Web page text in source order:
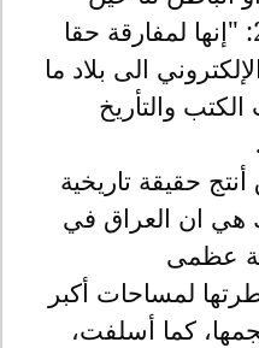
كتب بعد غزو عام 2003: "إنها لمفارقة حقا
الى بلاد ما
والتأريخ
حقيقة تاريخية
هي ان العراق في
عظمى
لمساحات أكبر
كما أسلفت،